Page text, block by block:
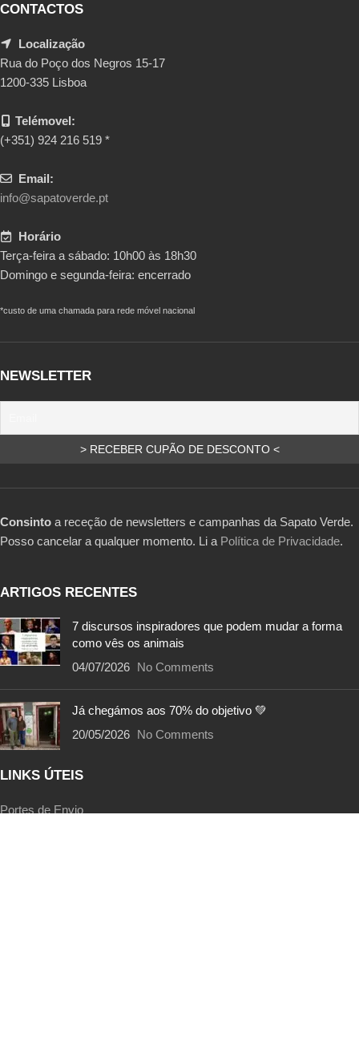
CONTACTOS
Localização
Rua do Poço dos Negros 15-17
1200-335 Lisboa
Telémovel:
(+351) 924 216 519 *
Email:
info@sapatoverde.pt
Horário
Terça-feira a sábado: 10h00 às 18h30
Domingo e segunda-feira: encerrado
*custo de uma chamada para rede móvel nacional
NEWSLETTER
Consinto a receção de newsletters e campanhas da Sapato Verde.
Posso cancelar a qualquer momento. Li a Política de Privacidade.
ARTIGOS RECENTES
7 discursos inspiradores que podem mudar a forma
como vês os animais
04/07/2026 No Comments
Já chegámos aos 70% do objetivo 💚
20/05/2026 No Comments
LINKS ÚTEIS
Portes de Envio